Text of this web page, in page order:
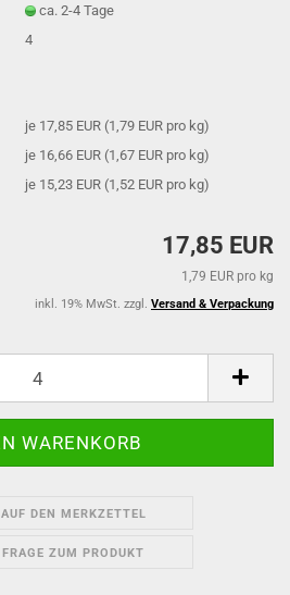
ca. 2-4 Tage
4
je 17,85 EUR (1,79 EUR pro kg)
je 16,66 EUR (1,67 EUR pro kg)
je 15,23 EUR (1,52 EUR pro kg)
17,85 EUR
1,79 EUR pro kg
inkl. 19% MwSt. zzgl. Versand & Verpackung
AUF DEN MERKZETTEL
FRAGE ZUM PRODUKT